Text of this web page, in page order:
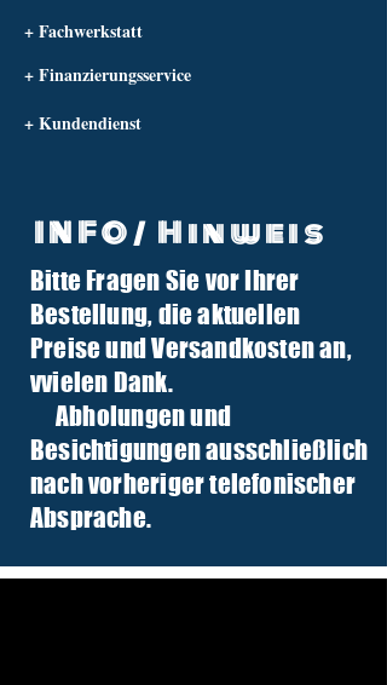
+ Fachwerkstatt
+ Finanzierungsservice
+ Kundendienst
info@tuber-traktor.de
+49 (0) 4406-9568797
INFO/ Hinweis
Bitte Fragen Sie vor Ihrer
Bestellung, die aktuellen
Preise und Versandkosten an,
vvielen Dank.
Abholungen und
Besichtigungen ausschließlich
nach vorheriger telefonischer
Absprache.